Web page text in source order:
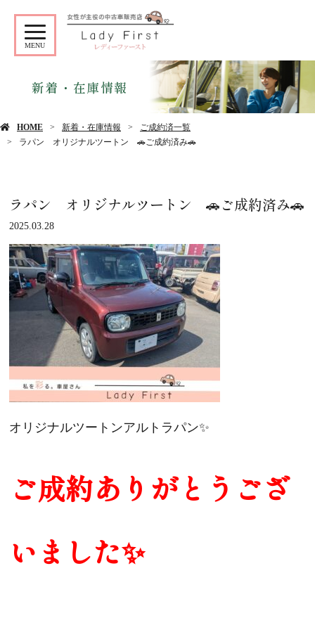
MENU
新着・在庫情報
HOME 新着・在庫情報
ご成約済一覧
ラパン オリジナルツートン 🚗ご成約済み🚗
ラパン オリジナルツートン 🚗ご成約済み🚗
2025.03.28
オリジナルツートンアルトラパン✨
ご成約ありがとうござ
いました✨